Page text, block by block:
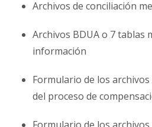
Archivos de conciliación
Archivos BDUA o 7 tablas
información
Formulario de los archivos
del proceso de